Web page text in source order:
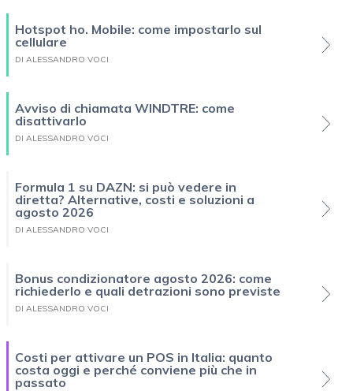
Hotspot ho. Mobile: come impostarlo sul
cellulare
DI ALESSANDRO VOCI
Avviso di chiamata WINDTRE: come
disattivarlo
DI ALESSANDRO VOCI
Formula 1 su DAZN: si può vedere in
diretta? Alternative, costi e soluzioni a
agosto 2026
DI ALESSANDRO VOCI
Bonus condizionatore agosto 2026: come
richiederlo e quali detrazioni sono previste
DI ALESSANDRO VOCI
Costi per attivare un POS in Italia: quanto
costa oggi e perché conviene più che in
passato